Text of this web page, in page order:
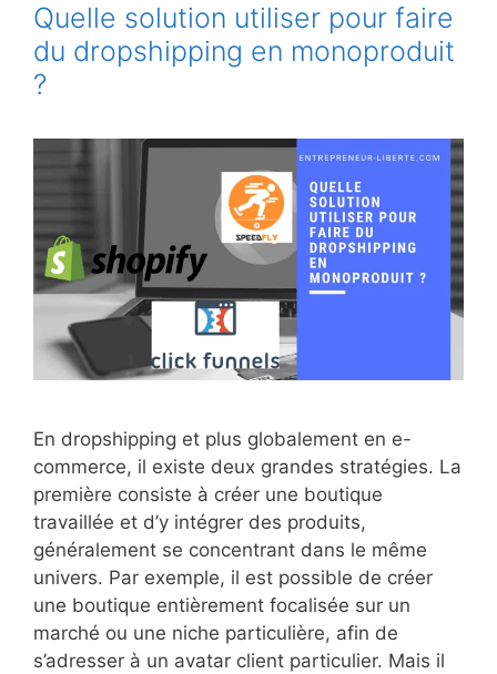
Quelle solution utiliser pour faire
du dropshipping en monoproduit
?
En dropshipping et plus globalement en e-
commerce, il existe deux grandes stratégies. La
première consiste à créer une boutique
travaillée et d’y intégrer des produits,
généralement se concentrant dans le même
univers. Par exemple, il est possible de créer
une boutique entièrement focalisée sur un
marché ou une niche particulière, afin de
s’adresser à un avatar client particulier. Mais il